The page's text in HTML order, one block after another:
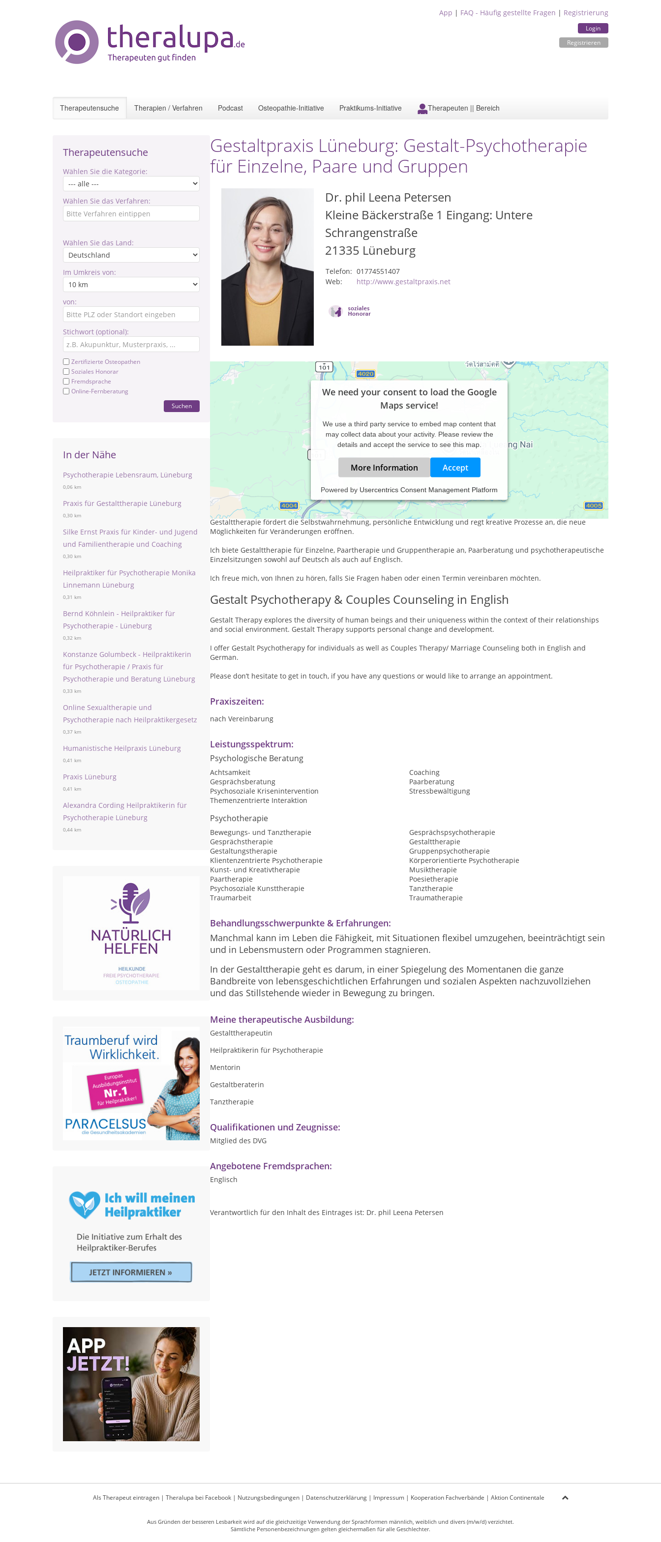
App | FAQ - Häufig gestellte Fragen | Registrierung
Login
Registrieren
Therapeutensuche Therapien / Verfahren Podcast Osteopathie-Initiative Praktikums-Initiative Therapeuten || Bereich
Therapeutensuche
Wählen Sie die Kategorie:
Wählen Sie das Verfahren:
Wählen Sie das Land:
Im Umkreis von:
von:
Stichwort (optional):
Zertifizierte Osteopathen
Soziales Honorar
Fremdsprache
Online-Fernberatung
Suchen
In der Nähe
Psychotherapie Lebensraum, Lüneburg
0,06 km
Praxis für Gestalttherapie Lüneburg
0,30 km
Silke Ernst Praxis für Kinder- und Jugend
und Familientherapie und Coaching
0,30 km
Heilpraktiker für Psychotherapie Monika
Linnemann Lüneburg
0,31 km
Bernd Köhnlein - Heilpraktiker für
Psychotherapie - Lüneburg
0,32 km
Konstanze Golumbeck - Heilpraktikerin
für Psychotherapie / Praxis für
Psychotherapie und Beratung Lüneburg
0,33 km
Online Sexualtherapie und
Psychotherapie nach Heilpraktikergesetz
0,37 km
Humanistische Heilpraxis Lüneburg
0,41 km
Praxis Lüneburg
0,41 km
Alexandra Cording Heilpraktikerin für
Psychotherapie Lüneburg
0,44 km
Gestaltpraxis Lüneburg: Gestalt-Psychotherapie
für Einzelne, Paare und Gruppen
Dr. phil Leena Petersen
Kleine Bäckerstraße 1 Eingang: Untere
Schrangenstraße
21335 Lüneburg
Telefon: 01774551407
Web:
http://www.gestaltpraxis.net
We need your consent to load the Google
Maps service!
We use a third party service to embed map content that
may collect data about your activity. Please review the
details and accept the service to see this map.
More Information Accept
Powered by Usercentrics Consent Management Platform
Arbeitsschwerpunkte
Gestalttherapie fördert die Selbstwahrnehmung, persönliche Entwicklung und regt kreative Prozesse an, die neue
Möglichkeiten für Veränderungen eröffnen.
Ich biete Gestalttherapie für Einzelne, Paartherapie und Gruppentherapie an, Paarberatung und psychotherapeutische
Einzelsitzungen sowohl auf Deutsch als auch auf Englisch.
Ich freue mich, von Ihnen zu hören, falls Sie Fragen haben oder einen Termin vereinbaren möchten.
Gestalt Psychotherapy & Couples Counseling in English
Gestalt Therapy explores the diversity of human beings and their uniqueness within the context of their relationships
and social environment. Gestalt Therapy supports personal change and development.
I offer Gestalt Psychotherapy for individuals as well as Couples Therapy/ Marriage Counseling both in English and
German.
Please don’t hesitate to get in touch, if you have any questions or would like to arrange an appointment.
Praxiszeiten:
nach Vereinbarung
Leistungsspektrum:
Psychologische Beratung
Achtsamkeit
Coaching
Gesprächsberatung
Paarberatung
Psychosoziale Krisenintervention
Stressbewältigung
Themenzentrierte Interaktion
Psychotherapie
Bewegungs- und Tanztherapie
Gesprächspsychotherapie
Gesprächstherapie
Gestalttherapie
Gestaltungstherapie
Gruppenpsychotherapie
Klientenzentrierte Psychotherapie
Körperorientierte Psychotherapie
Kunst- und Kreativtherapie
Musiktherapie
Paartherapie
Poesietherapie
Psychosoziale Kunsttherapie
Tanztherapie
Traumarbeit
Traumatherapie
Behandlungsschwerpunkte & Erfahrungen:
Manchmal kann im Leben die Fähigkeit, mit Situationen flexibel umzugehen, beeinträchtigt sein
und in Lebensmustern oder Programmen stagnieren.
In der Gestalttherapie geht es darum, in einer Spiegelung des Momentanen die ganze
Bandbreite von lebensgeschichtlichen Erfahrungen und sozialen Aspekten nachzuvollziehen
und das Stillstehende wieder in Bewegung zu bringen.
Meine therapeutische Ausbildung:
Gestalttherapeutin
Heilpraktikerin für Psychotherapie
Mentorin
Gestaltberaterin
Tanztherapie
Qualifikationen und Zeugnisse:
Mitglied des DVG
Angebotene Fremdsprachen:
Englisch
Verantwortlich für den Inhalt des Eintrages ist: Dr. phil Leena Petersen
Als Therapeut eintragen| Theralupa bei Facebook| Nutzungsbedingungen| Datenschutzerklärung| Impressum| Kooperation Fachverbände | Aktion Continentale
Aus Gründen der besseren Lesbarkeit wird auf die gleichzeitige Verwendung der Sprachformen männlich, weiblich und divers (m/w/d) verzichtet.
Sämtliche Personenbezeichnungen gelten gleichermaßen für alle Geschlechter.